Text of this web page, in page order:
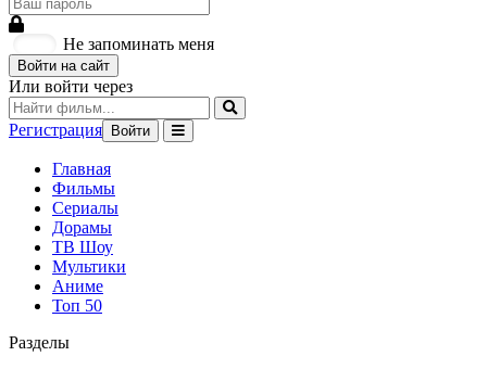
Не запоминать меня
Войти на сайт
Или войти через
Регистрация Войти
Главная
Фильмы
Сериалы
Дорамы
ТВ Шоу
Мультики
Аниме
Топ 50
Разделы